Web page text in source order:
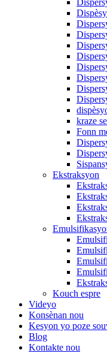
kraze
Fonn
Ekstraksyon
Kouch espre
Videyo
Konsènan nou
Kesyon yo poze
Blog
Kontakte nou